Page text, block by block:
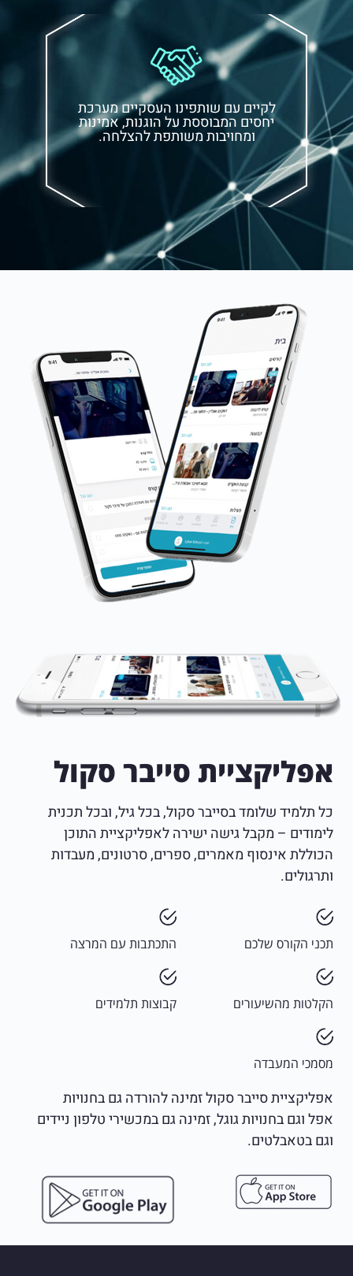
לקיים עם שותפינו העסקיים מערכת
יחסים המבוססת על הוגנות, אמינות
ומחויבות משותפת להצלחה.
אפליקציית סייבר סקול
כל תלמיד שלומד בסייבר סקול, בכל גיל, ובכל תכנית
לימודים – מקבל גישה ישירה לאפליקציית התוכן
הכוללת אינסוף מאמרים, ספרים, סרטונים, מעבדות
ותרגולים.
תכני הקורס שלכם התכתבות עם המרצה
הקלטות מהשיעורים קבוצות תלמידים
מסמכי המעבדה
אפליקציית סייבר סקול זמינה להורדה גם בחנויות
אפל וגם בחנויות גוגל, זמינה גם במכשירי טלפון ניידים
וגם בטאבלטים.